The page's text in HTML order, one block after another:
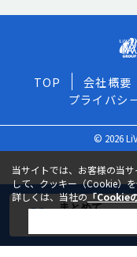
まとめて
TOP 会社概要
プライバシ
© 2026
当サイトでは、お客様の当
して、クッキー（Cookie）
詳しくは、当社の「Cookie